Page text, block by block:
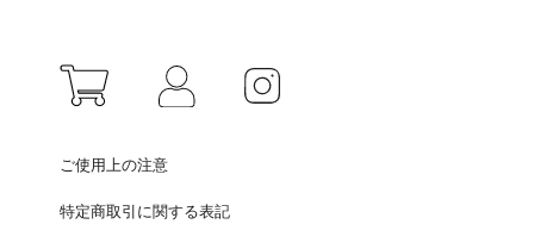
ご使用上の注意
特定商取引に関する表記